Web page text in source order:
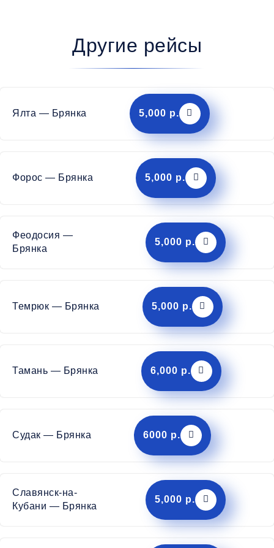
Другие рейсы
Ялта — Брянка 5,000 р.
Форос — Брянка 5,000 р.
Феодосия —
Брянка
5,000 р.
Темрюк — Брянка 5,000 р.
Тамань — Брянка 6,000 р.
Судак — Брянка 6000 р.
Славянск-на-
Кубани — Брянка
5,000 р.